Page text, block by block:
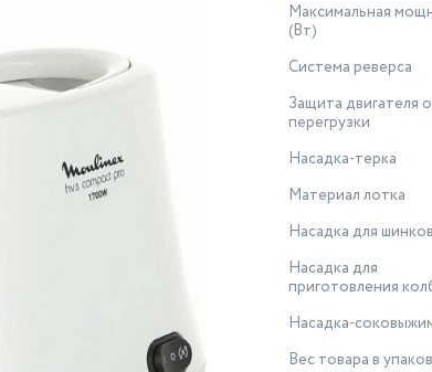
Максимальная
(Вт)
Система реверса
Защита двигателя
перегрузки
Насадка-терка
Материал лотка
Насадка для
Насадка для
приготовления
Насадка-
Вес товара в